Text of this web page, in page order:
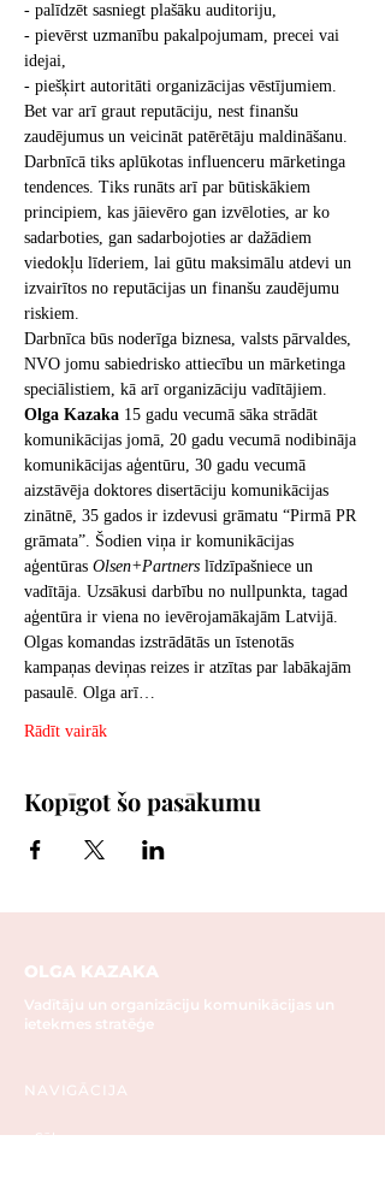
- palīdzēt sasniegt plašāku auditoriju,
- pievērst uzmanību pakalpojumam, precei vai
idejai,
- piešķirt autoritāti organizācijas vēstījumiem.
Bet var arī graut reputāciju, nest finanšu
zaudējumus un veicināt patērētāju maldināšanu.
Darbnīcā tiks aplūkotas influenceru mārketinga
tendences. Tiks runāts arī par būtiskākiem
principiem, kas jāievēro gan izvēloties, ar ko
sadarboties, gan sadarbojoties ar dažādiem
viedokļu līderiem, lai gūtu maksimālu atdevi un
izvairītos no reputācijas un finanšu zaudējumu
riskiem.
Darbnīca būs noderīga biznesa, valsts pārvaldes,
NVO jomu sabiedrisko attiecību un mārketinga
speciālistiem, kā arī organizāciju vadītājiem.
Olga Kazaka 15 gadu vecumā sāka strādāt
komunikācijas jomā, 20 gadu vecumā nodibināja
komunikācijas aģentūru, 30 gadu vecumā
aizstāvēja doktores disertāciju komunikācijas
zinātnē, 35 gados ir izdevusi grāmatu “Pirmā PR
grāmata”. Šodien viņa ir komunikācijas
aģentūras Olsen+Partners līdzīpašniece un
vadītāja. Uzsākusi darbību no nullpunkta, tagad
aģentūra ir viena no ievērojamākajām Latvijā.
Olgas komandas izstrādātās un īstenotās
kampaņas deviņas reizes ir atzītas par labākajām
pasaulē. Olga arī…
Rādīt vairāk
Kopīgot šo pasākumu
OLGA KAZAKA
Vadītāju un organizāciju komunikācijas un
ietekmes stratēģe
NAVIGĀCIJA
Sākums